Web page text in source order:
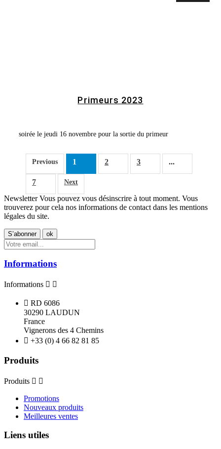
Primeurs 2023
soirée le jeudi 16 novembre pour la sortie du primeur
Previous 1 2 3 ...
7 Next
NewsletterVous pouvez vous désinscrire à tout moment. Vous
trouverez pour cela nos informations de contact dans les mentions
légales du site.
Informations
Informations  
 RD 6086
30290 LAUDUN
France
Vignerons des 4 Chemins
 +33 (0) 4 66 82 81 85
Produits
Produits  
Promotions
Nouveaux produits
Meilleures ventes
Liens utiles